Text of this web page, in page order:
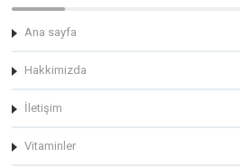
Ana sayfa
Hakkimizda
İletişim
Vitaminler